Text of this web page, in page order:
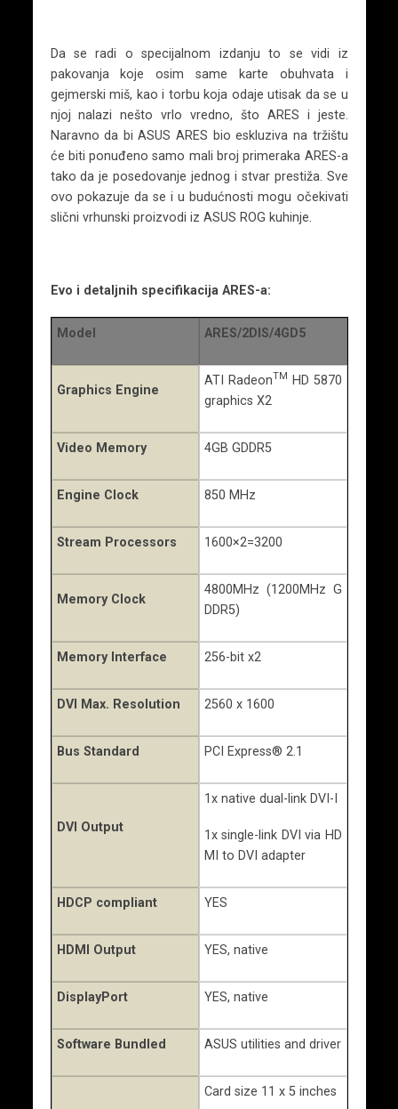
Da se radi o specijalnom izdanju to se vidi iz
pakovanja koje osim same karte obuhvata i
gejmerski miš, kao i torbu koja odaje utisak da se u
njoj nalazi nešto vrlo vredno, što ARES i jeste.
Naravno da bi ASUS ARES bio eskluziva na tržištu
će biti ponuđeno samo mali broj primeraka ARES-a
tako da je posedovanje jednog i stvar prestiža. Sve
ovo pokazuje da se i u budućnosti mogu očekivati
slični vrhunski proizvodi iz ASUS ROG kuhinje.
Evo i detaljnih specifikacija ARES-a:
Model ARES/2DIS/4GD5
Graphics Engine
ATI RadeonTM
HD 5870
graphics X2
Video Memory 4GB GDDR5
Engine Clock 850 MHz
Stream Processors 1600×2=3200
Memory Clock
4800MHz (1200MHz G
DDR5)
Memory Interface 256-bit x2
DVI Max. Resolution 2560 x 1600
Bus Standard PCI Express® 2.1
DVI Output
1x native dual-link DVI-I
1x single-link DVI via HD
MI to DVI adapter
HDCP compliant YES
HDMI Output YES, native
DisplayPort YES, native
Software Bundled ASUS utilities and driver
Card size 11 x 5 inches